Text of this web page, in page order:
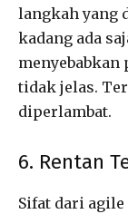
langkah yang
kadang ada
tidak jelas.
diperlambat.
6. Rentan
Sifat dari